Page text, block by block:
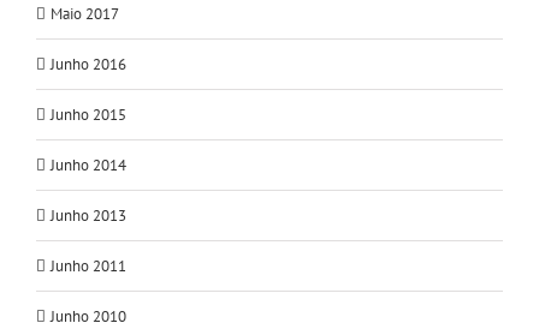
Maio 2017
Junho 2016
Junho 2015
Junho 2014
Junho 2013
Junho 2011
Junho 2010